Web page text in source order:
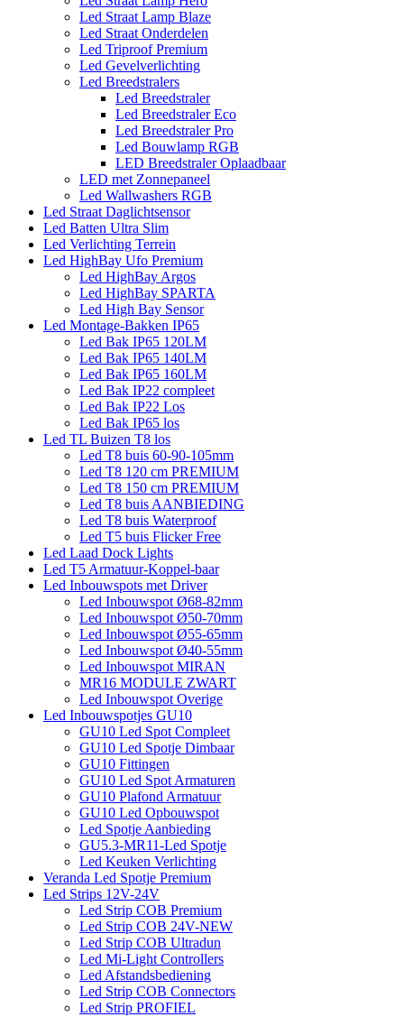
Led Straat Lamp Blaze
Led Straat Onderdelen
Led Triproof Premium
Led Gevelverlichting
Led Breedstralers
Led Breedstraler
Led Breedstraler Eco
Led Breedstraler Pro
Led Bouwlamp RGB
LED Breedstraler Oplaadbaar
LED met Zonnepaneel
Led Wallwashers RGB
Led Straat Daglichtsensor
Led Batten Ultra Slim
Led Verlichting Terrein
Led HighBay Ufo Premium
Led HighBay Argos
Led HighBay SPARTA
Led High Bay Sensor
Led Montage-Bakken IP65
Led Bak IP65 120LM
Led Bak IP65 140LM
Led Bak IP65 160LM
Led Bak IP22 compleet
Led Bak IP22 Los
Led Bak IP65 los
Led TL Buizen T8 los
Led T8 buis 60-90-105mm
Led T8 120 cm PREMIUM
Led T8 150 cm PREMIUM
Led T8 buis AANBIEDING
Led T8 buis Waterproof
Led T5 buis Flicker Free
Led Laad Dock Lights
Led T5 Armatuur-Koppel-baar
Led Inbouwspots met Driver
Led Inbouwspot Ø68-82mm
Led Inbouwspot Ø50-70mm
Led Inbouwspot Ø55-65mm
Led Inbouwspot Ø40-55mm
Led Inbouwspot MIRAN
MR16 MODULE ZWART
Led Inbouwspot Overige
Led Inbouwspotjes GU10
GU10 Led Spot Compleet
GU10 Led Spotje Dimbaar
GU10 Fittingen
GU10 Led Spot Armaturen
GU10 Plafond Armatuur
GU10 Led Opbouwspot
Led Spotje Aanbieding
GU5.3-MR11-Led Spotje
Led Keuken Verlichting
Veranda Led Spotje Premium
Led Strips 12V-24V
Led Strip COB Premium
Led Strip COB 24V-NEW
Led Strip COB Ultradun
Led Mi-Light Controllers
Led Afstandsbediening
Led Strip COB Connectors
Led Strip PROFIEL